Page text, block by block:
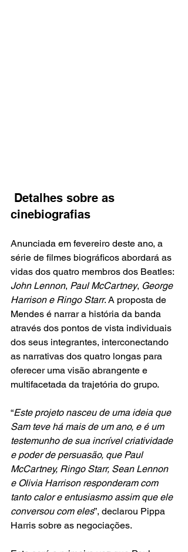
cinebiografias
Anunciada em fevereiro deste ano, a
série de filmes biográficos abordará as
vidas dos quatro membros dos Beatles:
John Lennon, Paul McCartney, George
Harrison e Ringo Starr. A proposta de
Mendes é narrar a história da banda
através dos pontos de vista individuais
dos seus integrantes, interconectando
as narrativas dos quatro longas para
oferecer uma visão abrangente e
multifacetada da trajetória do grupo.
“Este projeto nasceu de uma ideia que
Sam teve há mais de um ano, e é um
testemunho de sua incrível criatividade
e poder de persuasão, que Paul
McCartney, Ringo Starr, Sean Lennon
e Olivia Harrison responderam com
tanto calor e entusiasmo assim que ele
conversou com eles”, declarou Pippa
Harris sobre as negociações.